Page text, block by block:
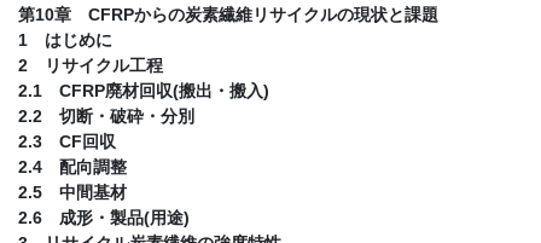
第10章 CFRPからの炭素繊維リサイクルの現状と課題
1 はじめに
2 リサイクル工程
2.1 CFRP廃材回収(搬出・搬入)
2.2 切断・破砕・分別
2.3 CF回収
2.4 配向調整
2.5 中間基材
2.6 成形・製品(用途)